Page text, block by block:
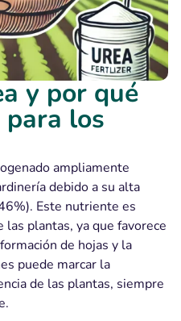
y por qué
los
ampliamente
debido a su alta
Este nutriente es
plantas, ya que favorece
de hojas y la
puede marcar la
de las plantas, siempre